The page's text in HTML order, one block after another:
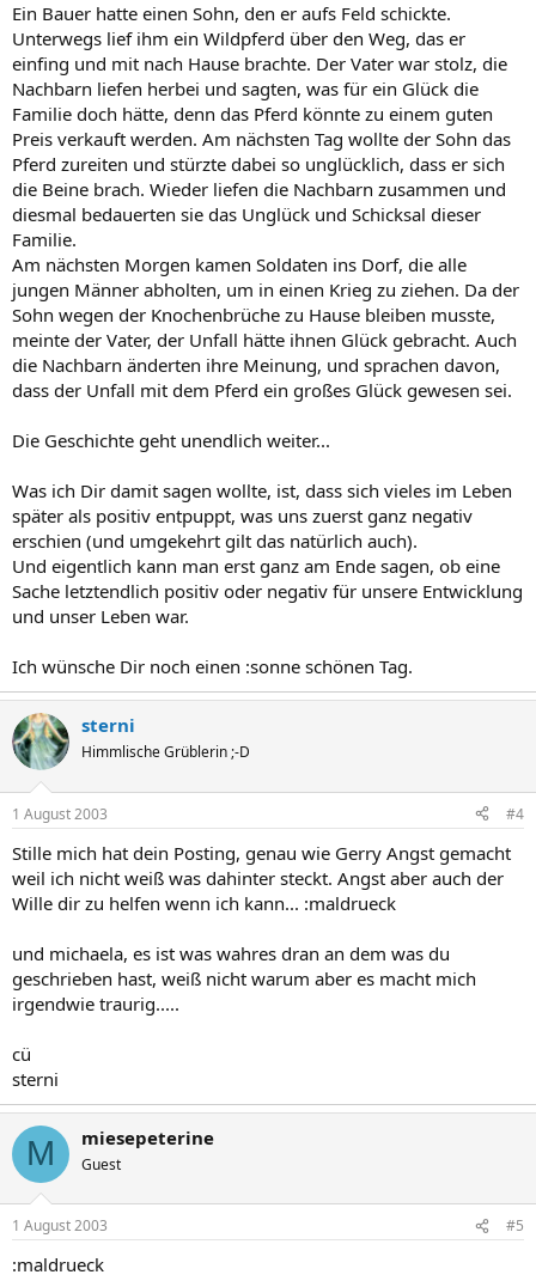
Ein Bauer hatte einen Sohn, den er aufs Feld schickte.
Unterwegs lief ihm ein Wildpferd über den Weg, das er
einfing und mit nach Hause brachte. Der Vater war stolz, die
Nachbarn liefen herbei und sagten, was für ein Glück die
Familie doch hätte, denn das Pferd könnte zu einem guten
Preis verkauft werden. Am nächsten Tag wollte der Sohn das
Pferd zureiten und stürzte dabei so unglücklich, dass er sich
die Beine brach. Wieder liefen die Nachbarn zusammen und
diesmal bedauerten sie das Unglück und Schicksal dieser
Familie.
Am nächsten Morgen kamen Soldaten ins Dorf, die alle
jungen Männer abholten, um in einen Krieg zu ziehen. Da der
Sohn wegen der Knochenbrüche zu Hause bleiben musste,
meinte der Vater, der Unfall hätte ihnen Glück gebracht. Auch
die Nachbarn änderten ihre Meinung, und sprachen davon,
dass der Unfall mit dem Pferd ein großes Glück gewesen sei.
Die Geschichte geht unendlich weiter...
Was ich Dir damit sagen wollte, ist, dass sich vieles im Leben
später als positiv entpuppt, was uns zuerst ganz negativ
erschien (und umgekehrt gilt das natürlich auch).
Und eigentlich kann man erst ganz am Ende sagen, ob eine
Sache letztendlich positiv oder negativ für unsere Entwicklung
und unser Leben war.
Ich wünsche Dir noch einen :sonne schönen Tag.
sterni
Himmlische Grüblerin ;-D
1 August 2003 #4
Stille mich hat dein Posting, genau wie Gerry Angst gemacht
weil ich nicht weiß was dahinter steckt. Angst aber auch der
Wille dir zu helfen wenn ich kann... :maldrueck
und michaela, es ist was wahres dran an dem was du
geschrieben hast, weiß nicht warum aber es macht mich
irgendwie traurig.....
cü
sterni
M miesepeterine
Guest
1 August 2003 #5
:maldrueck